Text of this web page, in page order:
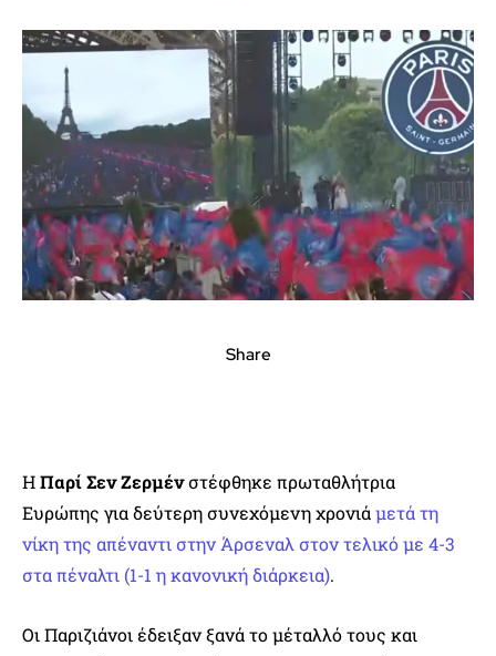
Share
ΗΠαρί Σεν Ζερμένστέφθηκε πρωταθλήτρια
Ευρώπης για δεύτερη συνεχόμενη χρονιάμετά τη
νίκη της απέναντι στην Άρσεναλ στον τελικό με 4-3
στα πέναλτι (1-1 η κανονική διάρκεια).
Οι Παριζιάνοι έδειξαν ξανά το μέταλλό τους και